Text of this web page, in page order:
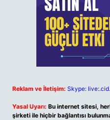
Reklam ve İletişim: Skype:
Yasal Uyarı: Bu internet sitesi,
şirketi ile hiçbir bağlantısı